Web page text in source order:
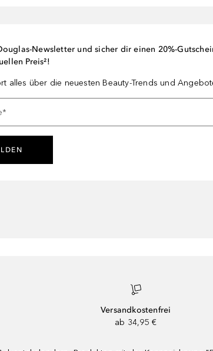
Newsletter und sicher dir einen 20%-
Preis²!
alles über die neuesten Beauty-Trends und
*
Versandkostenfrei
ab 34,95 €